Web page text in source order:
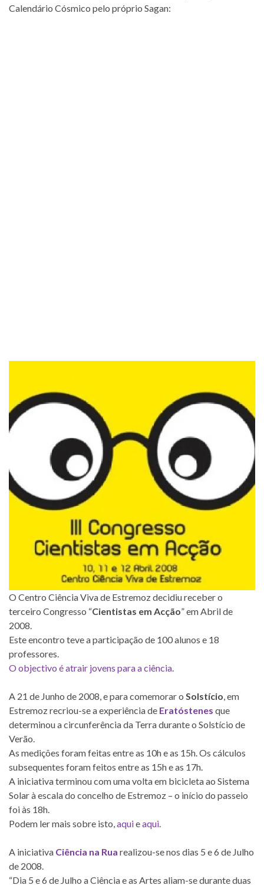
Calendário Cósmico pelo próprio Sagan:
O Centro Ciência Viva de Estremoz decidiu receber o
terceiro Congresso “Cientistas em Acção” em Abril de
2008.
Este encontro teve a participação de 100 alunos e 18
professores.
O objectivo é atrair jovens para a ciência.
A 21 de Junho de 2008, e para comemorar o Solstício, em
Estremoz recriou-se a experiência de Eratóstenes que
determinou a circunferência da Terra durante o Solstício de
Verão.
As medições foram feitas entre as 10h e as 15h. Os cálculos
subsequentes foram feitos entre as 15h e as 17h.
A iniciativa terminou com uma volta em bicicleta ao Sistema
Solar à escala do concelho de Estremoz – o início do passeio
foi às 18h.
Podem ler mais sobre isto,aquieaqui.
A iniciativa Ciência na Rua realizou-se nos dias 5 e 6 de Julho
de 2008.
“Dia 5 e 6 de Julho a Ciência e as Artes aliam-se durante duas